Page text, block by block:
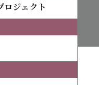
ロジェクト